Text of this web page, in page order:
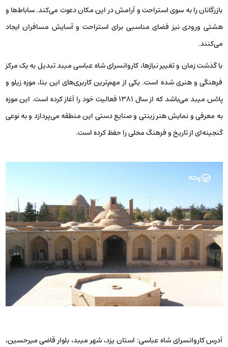
بازرگانان را به سوی استراحت و آرامش در این مکان دعوت می‌کند. ساباط‌ها و
هشتی ورودی نیز فضای مناسبی برای استراحت و آسایش مسافران ایجاد
می‌کنند.
با گذشت زمان و تغییر نیازها، کاروانسرای شاه عباسی میبد تبدیل به یک مرکز
فرهنگی و هنری شده است. یکی از مهم‌ترین کاربری‌های این بنا، موزه زیلو و
پلاس میبد می‌باشد که از سال 1381 فعالیت خود را آغاز کرده است. این موزه
به معرفی و نمایش هنر زینتی و صنایع دستی این منطقه می‌پردازد و به نوعی
گنجینه‌ای از تاریخ و فرهنگ محلی را حفظ کرده است.
آدرس کاروانسرای شاه عباسی: استان یزد، شهر میبد، بلوار قاضی میرحسین،